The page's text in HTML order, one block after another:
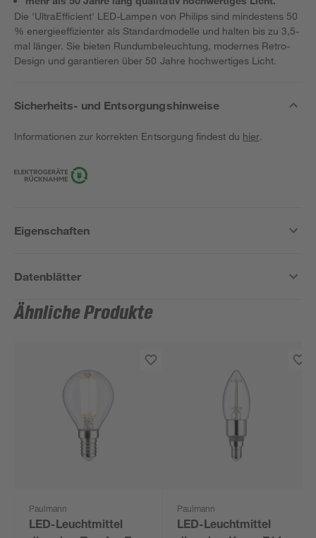
Die 'UltraEfficient' LED-Lampen von Philips sind mindestens 50
% energieeffizienter als Standardmodelle und halten bis zu 3,5-
mal länger. Sie bieten Rundumbeleuchtung, modernes Retro-
Design und garantieren über 50 Jahre hochwertiges Licht.
Sicherheits- und Entsorgungshinweise
Informationen zur korrekten Entsorgung findest du hier.
Eigenschaften
Datenblätter
Ähnliche Produkte
Paulmann
LED-Leuchtmittel
Paulmann
LED-Leuchtmittel